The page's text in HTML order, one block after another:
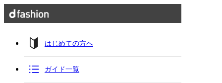
はじめての方へ
ガイド一覧